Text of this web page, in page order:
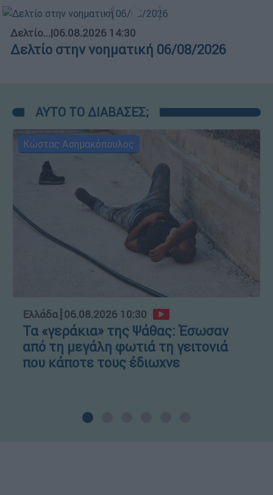
Δελτίο...|06.08.2026 14:30
Δελτίο στην νοηματική 06/08/2026
ΑΥΤΟ ΤΟ ΔΙΑΒΑΣΕΣ;
Κώστας Ασημακόπουλος
Ελλάδα┋06.08.2026 10:30
Τα «γεράκια» της Ψάθας: Έσωσαν
από τη μεγάλη φωτιά τη γειτονιά
που κάποτε τους έδιωχνε